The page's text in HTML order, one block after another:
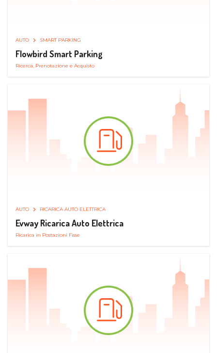
AUTO SMART PARKING
Flowbird Smart Parking
Ricerca, Prenotazione e Acquisto
AUTO RICARICA AUTO ELETTRICA
Evway Ricarica Auto Elettrica
Ricarica in Postazioni Fisse